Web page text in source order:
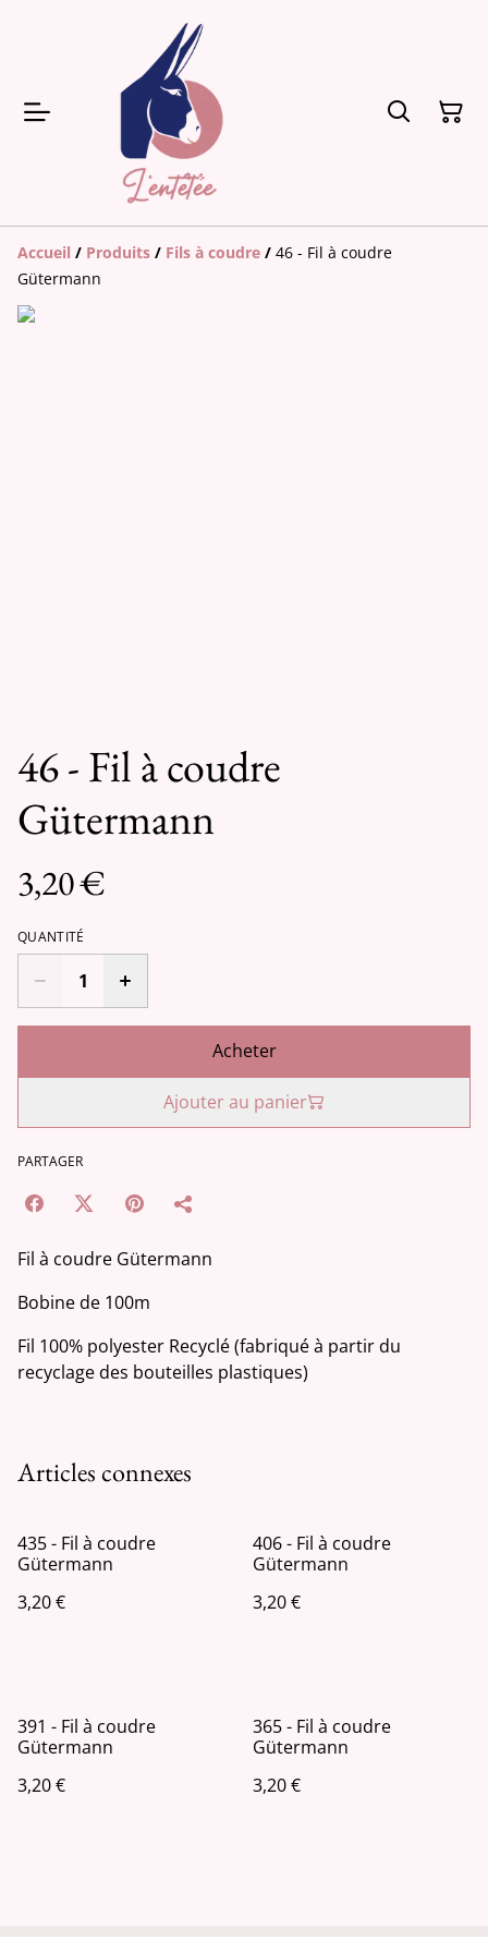
Accueil / Produits / Fils à coudre / 46 - Fil à coudre
Gütermann
46 - Fil à coudre
Gütermann
3,20 €
QUANTITÉ
Acheter
Ajouter au panier
PARTAGER
Fil à coudre Gütermann
Bobine de 100m
Fil 100% polyester Recyclé (fabriqué à partir du
recyclage des bouteilles plastiques)
Articles connexes
435 - Fil à coudre
Gütermann
3,20 €
406 - Fil à coudre
Gütermann
3,20 €
391 - Fil à coudre
Gütermann
3,20 €
365 - Fil à coudre
Gütermann
3,20 €